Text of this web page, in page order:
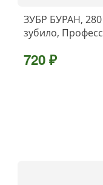
ЗУБР БУРАН,
зубило,
720 ₽